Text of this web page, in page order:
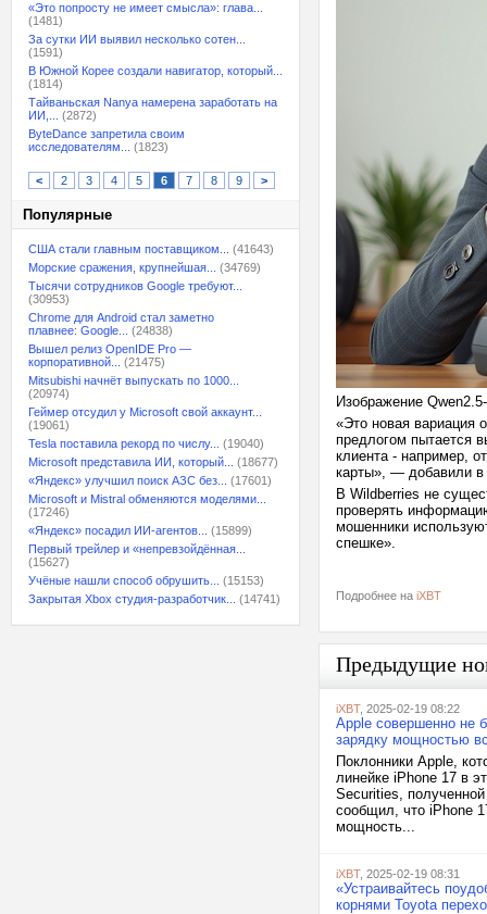
«Это попросту не имеет смысла»: глава...
(1481)
За сутки ИИ выявил несколько сотен...
(1591)
В Южной Корее создали навигатор, который...
(1814)
Тайваньская Nanya намерена заработать на
ИИ,...
(2872)
ByteDance запретила своим
исследователям...
(1823)
< 2 3 4 5 6 7 8 9 >
Популярные
США стали главным поставщиком...
(41643)
Морские сражения, крупнейшая...
(34769)
Тысячи сотрудников Google требуют...
(30953)
Chrome для Android стал заметно
плавнее: Google...
(24838)
Вышел релиз OpenIDE Pro —
корпоративной...
(21475)
Mitsubishi начнёт выпускать по 1000...
(20974)
Геймер отсудил у Microsoft свой аккаунт...
(19061)
Tesla поставила рекорд по числу...
(19040)
Microsoft представила ИИ, который...
(18677)
«Яндекс» улучшил поиск АЗС без...
(17601)
Microsoft и Mistral обменяются моделями...
(17246)
«Яндекс» посадил ИИ-агентов...
(15899)
Первый трейлер и «непревзойдённая...
(15627)
Учёные нашли способ обрушить...
(15153)
Закрытая Xbox студия-разработчик...
(14741)
Изображение
«Это новая вариация
предлогом пытается
клиента - например,
карты», — добавили в
В Wildberries не
проверять
мошенники
спешке».
Подробнее на iXBT
Предыдущие
iXBT, 2025-02-19 08:22
Apple совершенно не
зарядку мощностью
Поклонники Apple,
линейке iPhone 17 в
Securities,
сообщил, что iPhone
мощность...
iXBT, 2025-02-19 08:31
«Устраивайтесь
корнями Toyota